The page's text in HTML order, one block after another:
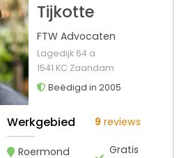
Tijkotte
FTW Advocaten
Lagedijk 64 a
1541 KC Zaandam
Beëdigd in 2005
Werkgebied
Roermond
9 reviews
Gratis